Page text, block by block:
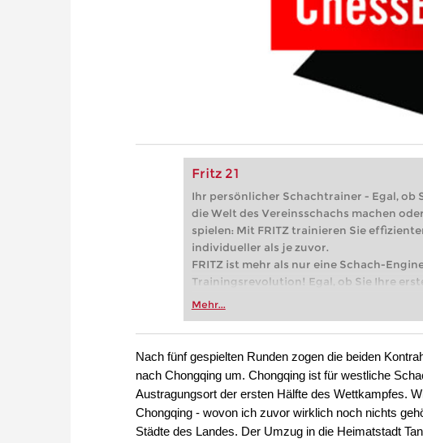
Fritz 21
Ihr persönlicher Schachtrainer - Egal, ob
die Welt des Vereinsschachs machen
spielen: Mit FRITZ trainieren Sie
individueller als je zuvor.
FRITZ ist mehr als nur eine Schach-
Trainingsrevolution! Egal, ob Sie Ihre
Vereinsschachs machen oder bereits auf
zuvor.
Mehr...
Nach fünf gespielten Runden zogen die beiden
nach Chongqing um. Chongqing ist für westliche
Austragungsort der ersten Hälfte des Wettkampfes.
Chongqing - wovon ich zuvor wirklich noch nichts
Städte des Landes. Der Umzug in die Heimatstadt